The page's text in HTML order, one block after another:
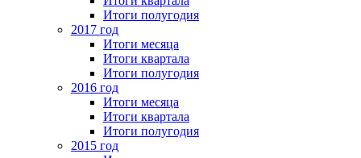
Итоги полугодия
2017 год
Итоги месяца
Итоги квартала
Итоги полугодия
2016 год
Итоги месяца
Итоги квартала
Итоги полугодия
2015 год